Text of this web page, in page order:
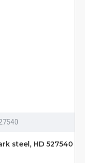
steel, HD 527540